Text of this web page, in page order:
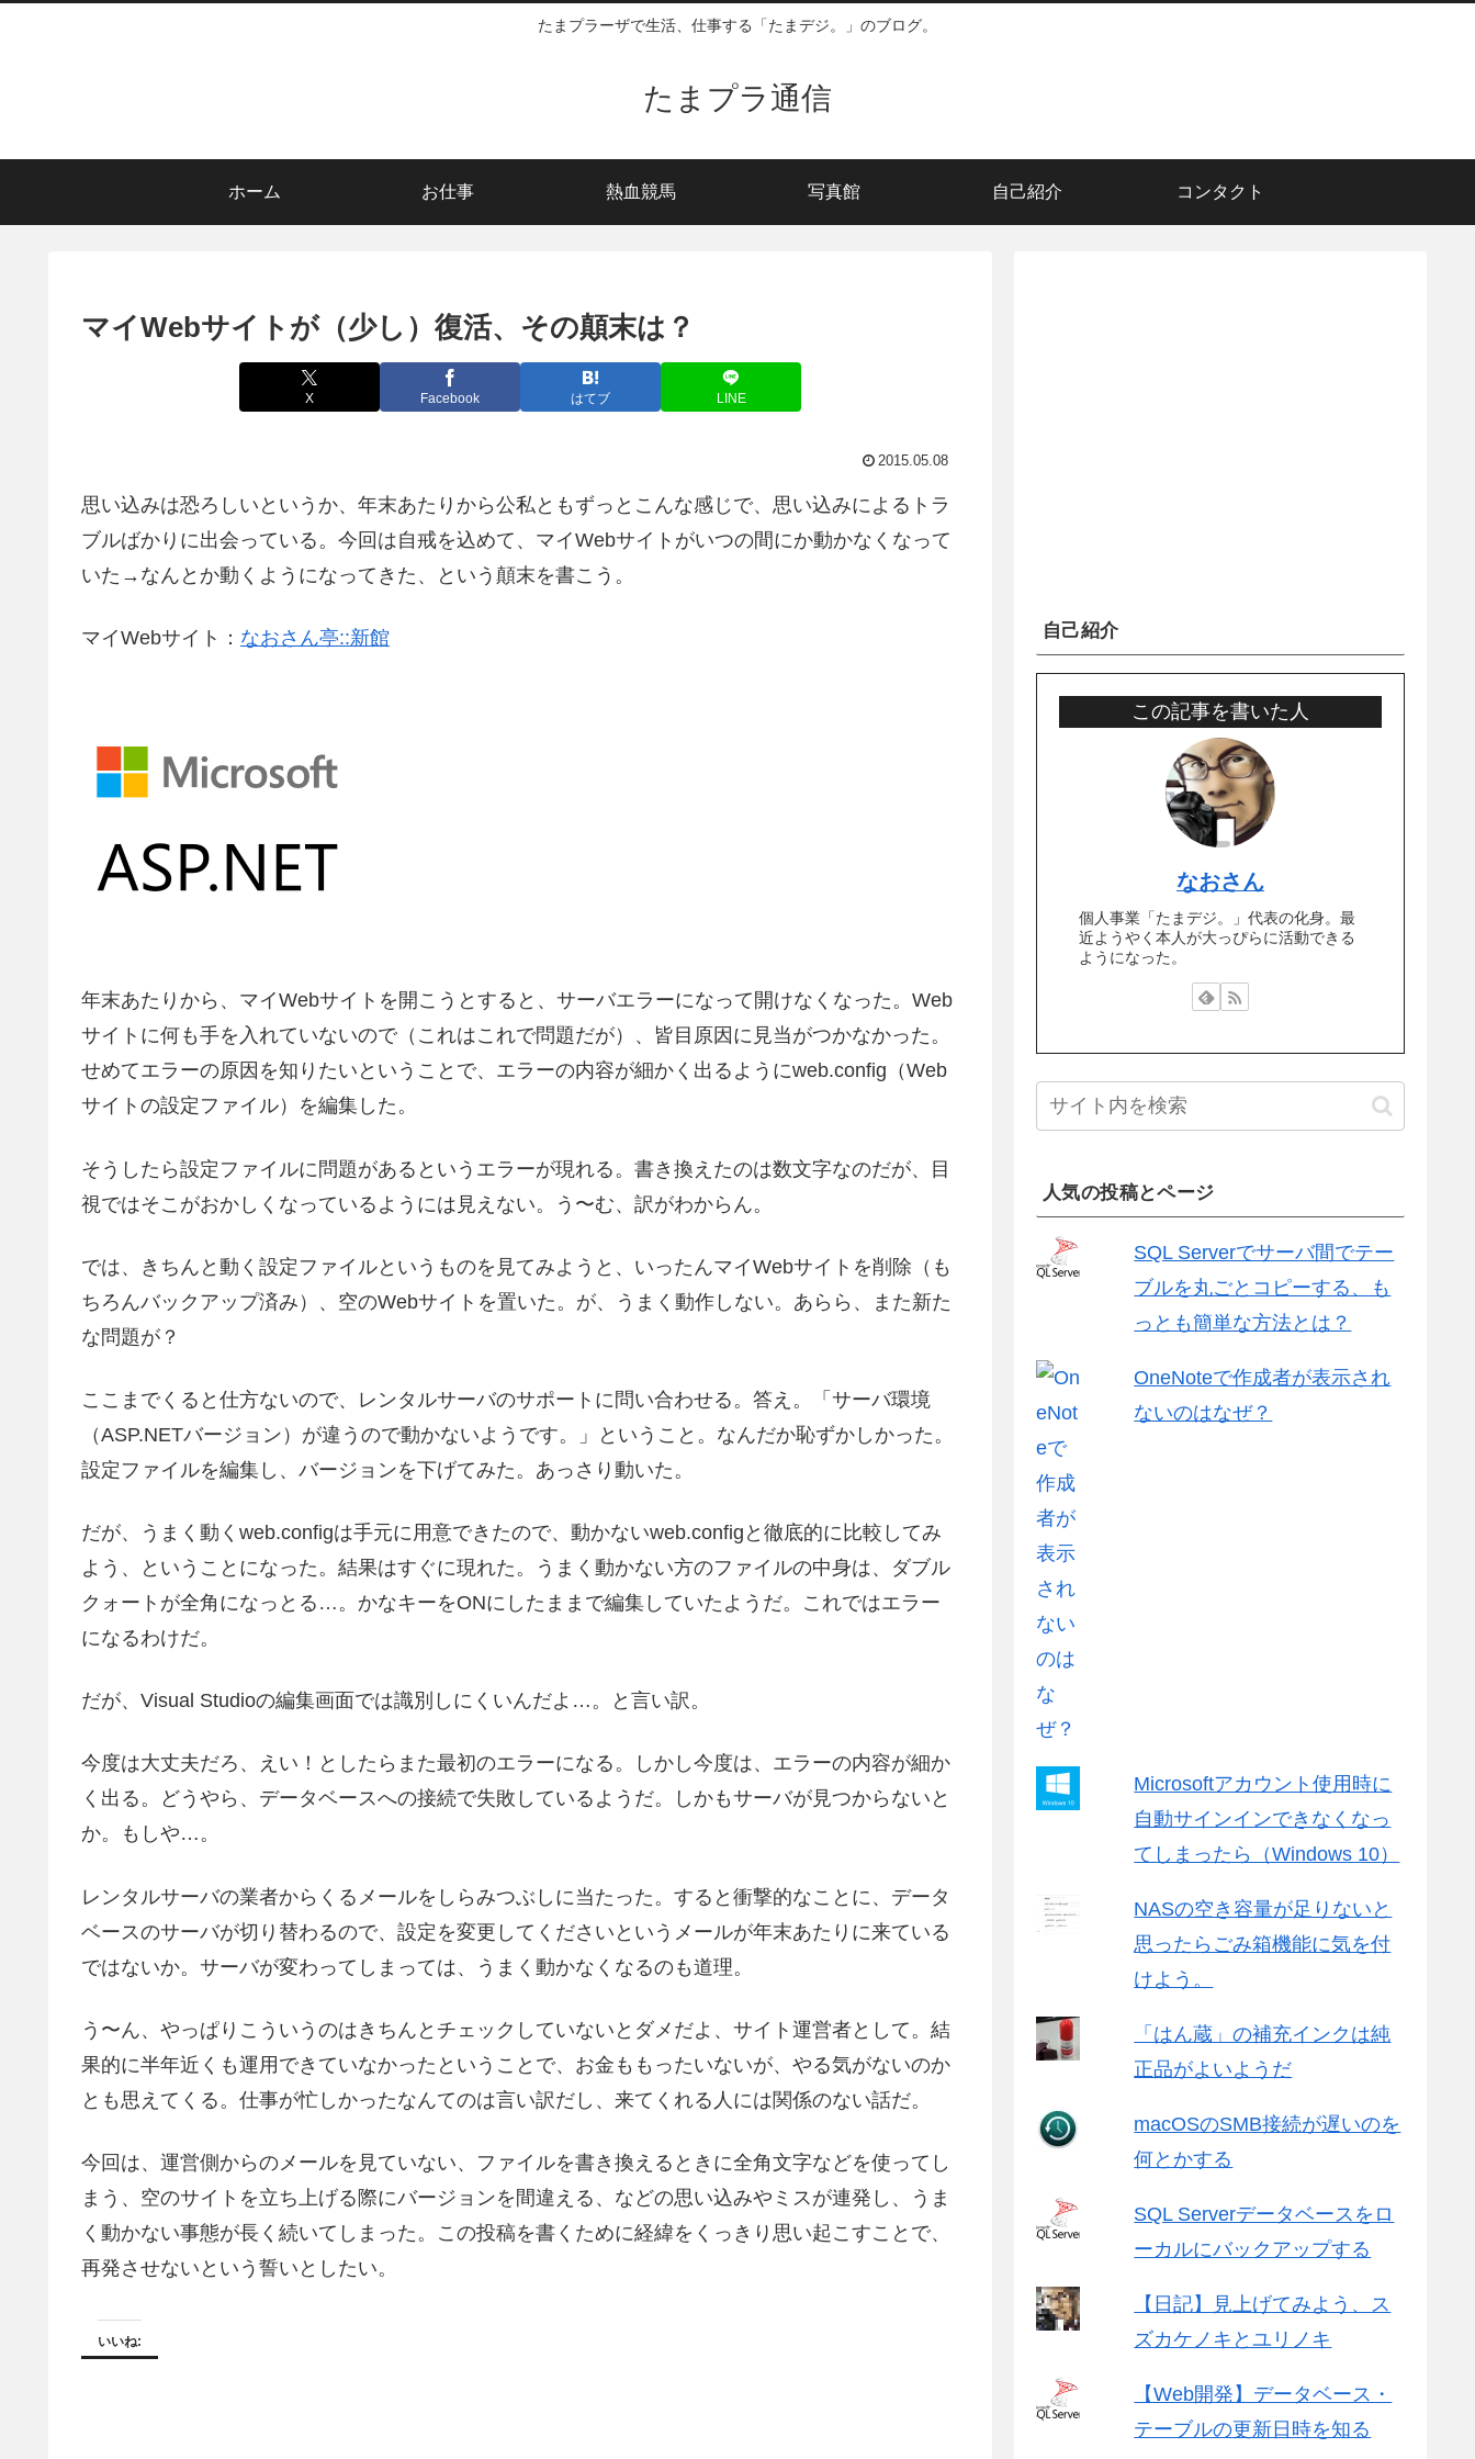
たまプラーザで生活、仕事する「たまデジ。」のブログ。
たまプラ通信
ホーム お仕事 熱血競馬 写真館 自己紹介 コンタクト
マイWebサイトが（少し）復活、その顛末は？
X Facebook はてブ LINE
2015.05.08
思い込みは恐ろしいというか、年末あたりから公私ともずっとこんな感じで、思い込みによるトラ
ブルばかりに出会っている。今回は自戒を込めて、マイWebサイトがいつの間にか動かなくなって
いた→なんとか動くようになってきた、という顛末を書こう。
マイWebサイト： なおさん亭::新館
年末あたりから、マイWebサイトを開こうとすると、サーバエラーになって開けなくなった。Web
サイトに何も手を入れていないので（これはこれで問題だが）、皆目原因に見当がつかなかった。
せめてエラーの原因を知りたいということで、エラーの内容が細かく出るようにweb.config（Web
サイトの設定ファイル）を編集した。
そうしたら設定ファイルに問題があるというエラーが現れる。書き換えたのは数文字なのだが、目
視ではそこがおかしくなっているようには見えない。う〜む、訳がわからん。
では、きちんと動く設定ファイルというものを見てみようと、いったんマイWebサイトを削除（も
ちろんバックアップ済み）、空のWebサイトを置いた。が、うまく動作しない。あらら、また新た
な問題が？
ここまでくると仕方ないので、レンタルサーバのサポートに問い合わせる。答え。「サーバ環境
（ASP.NETバージョン）が違うので動かないようです。」ということ。なんだか恥ずかしかった。
設定ファイルを編集し、バージョンを下げてみた。あっさり動いた。
だが、うまく動くweb.configは手元に用意できたので、動かないweb.configと徹底的に比較してみ
よう、ということになった。結果はすぐに現れた。うまく動かない方のファイルの中身は、ダブル
クォートが全角になっとる…。かなキーをONにしたままで編集していたようだ。これではエラー
になるわけだ。
だが、Visual Studioの編集画面では識別しにくいんだよ…。と言い訳。
今度は大丈夫だろ、えい！としたらまた最初のエラーになる。しかし今度は、エラーの内容が細か
く出る。どうやら、データベースへの接続で失敗しているようだ。しかもサーバが見つからないと
か。もしや…。
レンタルサーバの業者からくるメールをしらみつぶしに当たった。すると衝撃的なことに、データ
ベースのサーバが切り替わるので、設定を変更してくださいというメールが年末あたりに来ている
ではないか。サーバが変わってしまっては、うまく動かなくなるのも道理。
う〜ん、やっぱりこういうのはきちんとチェックしていないとダメだよ、サイト運営者として。結
果的に半年近くも運用できていなかったということで、お金ももったいないが、やる気がないのか
とも思えてくる。仕事が忙しかったなんてのは言い訳だし、来てくれる人には関係のない話だ。
今回は、運営側からのメールを見ていない、ファイルを書き換えるときに全角文字などを使ってし
まう、空のサイトを立ち上げる際にバージョンを間違える、などの思い込みやミスが連発し、うま
く動かない事態が長く続いてしまった。この投稿を書くために経緯をくっきり思い起こすことで、
再発させないという誓いとしたい。
いいね:
自己紹介
この記事を書いた人
なおさん
個人事業「たまデジ。」代表の化身。最
近ようやく本人が大っぴらに活動できる
ようになった。
人気の投稿とページ
SQL Serverでサーバ間でテー
ブルを丸ごとコピーする、も
っとも簡単な方法とは？
OneNoteで作成者が表示され
ないのはなぜ？
Microsoftアカウント使用時に
自動サインインできなくなっ
てしまったら（Windows 10）
NASの空き容量が足りないと
思ったらごみ箱機能に気を付
けよう。
「はん蔵」の補充インクは純
正品がよいようだ
macOSのSMB接続が遅いのを
何とかする
SQL Serverデータベースをロ
ーカルにバックアップする
【日記】見上げてみよう、ス
ズカケノキとユリノキ
【Web開発】データベース・
テーブルの更新日時を知る